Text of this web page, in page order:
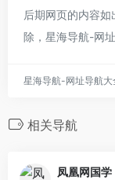
后期网页的内容
除，星海导航-网
星海导航-网址导航大
相关导航
凤凰网国学